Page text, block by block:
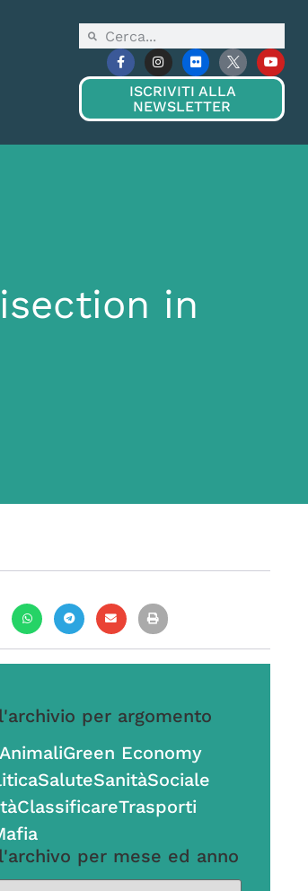
ISCRIVITI ALLA
NEWSLETTER
in
per argomento
AnimaliGreen Economy
SaluteSanitàSociale
ClassificareTrasporti
per mese ed anno